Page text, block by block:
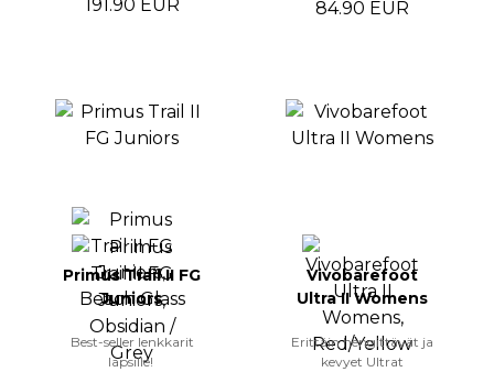
191.90 EUR 84.90 EUR
Primus Trail II FG
Juniors
Best-seller lenkkarit
lapsille!
Vivobarefoot
Ultra II Womens
Erittäin hengittävät ja
kevyet Ultrat